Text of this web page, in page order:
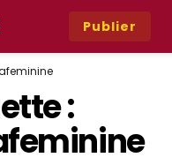
Publier
: